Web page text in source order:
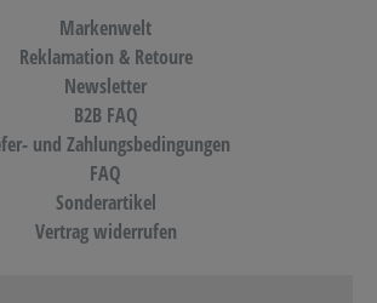
Markenwelt
Reklamation & Retoure
Newsletter
B2B FAQ
und Zahlungsbedingungen
FAQ
Sonderartikel
Vertrag widerrufen